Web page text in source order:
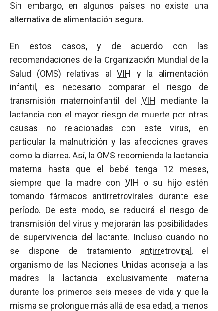
Sin embargo, en algunos países no existe una
alternativa de alimentación segura.
En estos casos, y de acuerdo con las
recomendaciones de la Organización Mundial de la
Salud (OMS) relativas alVIH
y la alimentación
infantil, es necesario comparar el riesgo de
transmisión maternoinfantil del VIH mediante la
lactancia con el mayor riesgo de muerte por otras
causas no relacionadas con este virus, en
particular la malnutrición y las afecciones graves
como la diarrea. Así, la OMS recomienda la lactancia
materna hasta que el bebé tenga 12 meses,
siempre que la madre con VIH o su hijo estén
tomando fármacos antirretrovirales durante ese
período. De este modo, se reducirá el riesgo de
transmisión del virus y mejorarán las posibilidades
de supervivencia del lactante. Incluso cuando no
se dispone de tratamiento antirretroviral , el
organismo de las Naciones Unidas aconseja a las
madres la lactancia exclusivamente materna
durante los primeros seis meses de vida y que la
misma se prolongue más allá de esa edad, a menos